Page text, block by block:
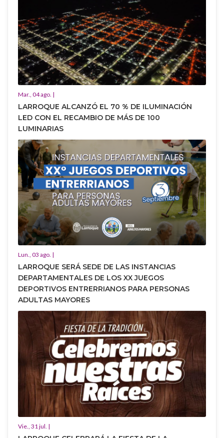
Mar., 04 ago. |
LARROQUE ALCANZÓ EL 70 % DE ILUMINACIÓN
LED CON EL RECAMBIO DE MÁS DE 100
LUMINARIAS
Lun., 03 ago. |
LARROQUE SERÁ SEDE DE LAS INSTANCIAS
DEPARTAMENTALES DE LOS XX JUEGOS
DEPORTIVOS ENTRERRIANOS PARA PERSONAS
ADULTAS MAYORES
Vie., 31 jul. |